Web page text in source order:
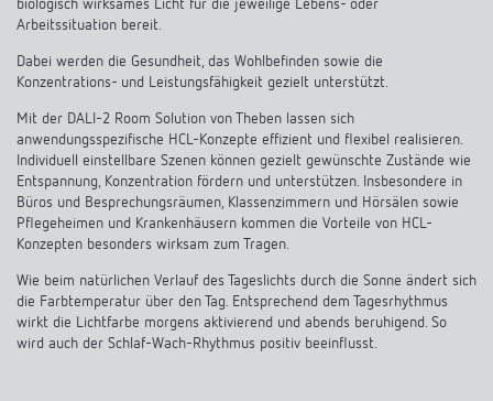
biologisch wirksames Licht für die jeweilige Lebens- oder
Arbeitssituation bereit.
Dabei werden die Gesundheit, das Wohlbefinden sowie die
Konzentrations- und Leistungsfähigkeit gezielt unterstützt.
Mit der DALI-2 Room Solution von Theben lassen sich
anwendungsspezifische HCL-Konzepte effizient und flexibel realisieren.
Individuell einstellbare Szenen können gezielt gewünschte Zustände wie
Entspannung, Konzentration fördern und unterstützen. Insbesondere in
Büros und Besprechungsräumen, Klassenzimmern und Hörsälen sowie
Pflegeheimen und Krankenhäusern kommen die Vorteile von HCL-
Konzepten besonders wirksam zum Tragen.
Wie beim natürlichen Verlauf des Tageslichts durch die Sonne ändert sich
die Farbtemperatur über den Tag. Entsprechend dem Tagesrhythmus
wirkt die Lichtfarbe morgens aktivierend und abends beruhigend. So
wird auch der Schlaf-Wach-Rhythmus positiv beeinflusst.